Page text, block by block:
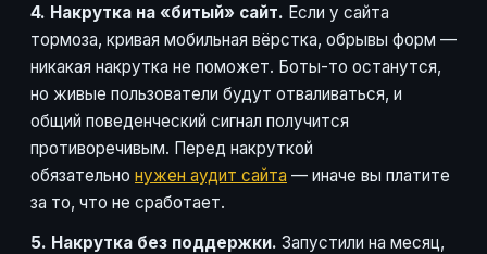
4. Накрутка на «битый» сайт. Если у сайта
тормоза, кривая мобильная вёрстка, обрывы форм —
никакая накрутка не поможет. Боты-то останутся,
но живые пользователи будут отваливаться, и
общий поведенческий сигнал получится
противоречивым. Перед накруткой
обязательно нужен аудит сайта — иначе вы платите
за то, что не сработает.
5. Накрутка без поддержки. Запустили на месяц,